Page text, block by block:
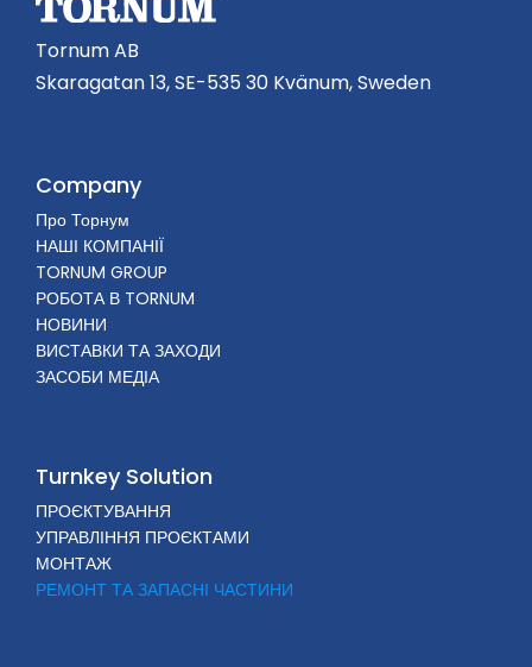
Tornum AB
Skaragatan 13, SE-535 30 Kvänum, Sweden
Company
Про Торнум
НАШІ КОМПАНІЇ
TORNUM GROUP
РОБОТА В TORNUM
НОВИНИ
ВИСТАВКИ ТА ЗАХОДИ
ЗАСОБИ МЕДІА
Turnkey Solution
ПРОЄКТУВАННЯ
УПРАВЛІННЯ ПРОЄКТАМИ
МОНТАЖ
РЕМОНТ ТА ЗАПАСНІ ЧАСТИНИ